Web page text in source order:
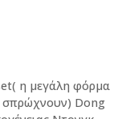
η μεγάλη φόρμα
σπρώχνουν) Dong